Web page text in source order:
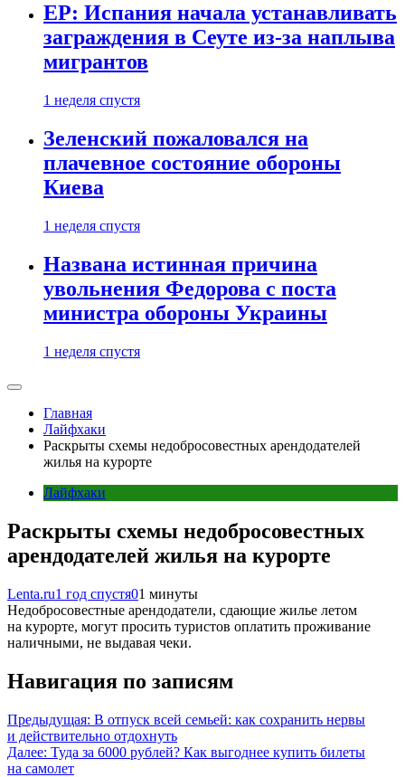
EP: Испания начала устанавливать
заграждения в Сеуте из-за наплыва
мигрантов
1 неделя спустя
Зеленский пожаловался на
плачевное состояние обороны
Киева
1 неделя спустя
Названа истинная причина
увольнения Федорова с поста
министра обороны Украины
1 неделя спустя
Главная
Лайфхаки
Раскрыты схемы недобросовестных арендодателей
жилья на курорте
Лайфхаки
Раскрыты схемы недобросовестных
арендодателей жилья на курорте
Lenta.ru1 год спустя01 минуты
Недобросовестные арендодатели, сдающие жилье летом
на курорте, могут просить туристов оплатить проживание
наличными, не выдавая чеки.
Навигация по записям
Предыдущая: В отпуск всей семьей: как сохранить нервы
и действительно отдохнуть
Далее: Туда за 6000 рублей? Как выгоднее купить билеты
на самолет